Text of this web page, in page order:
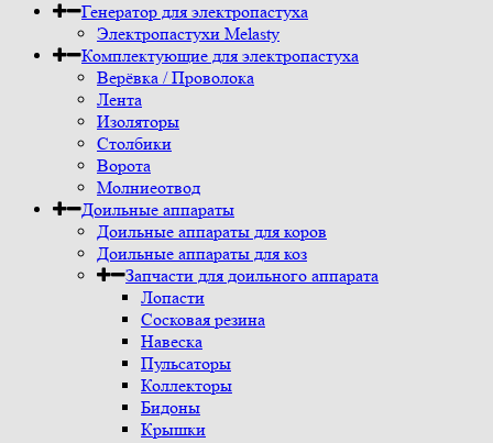
Генератор для электропастуха
Электропастухи Melasty
Комплектующие для электропастуха
Верёвка / Проволока
Лента
Изоляторы
Столбики
Ворота
Молниеотвод
Доильные аппараты
Доильные аппараты для коров
Доильные аппараты для коз
Запчасти для доильного аппарата
Лопасти
Сосковая резина
Навеска
Пульсаторы
Коллекторы
Бидоны
Крышки